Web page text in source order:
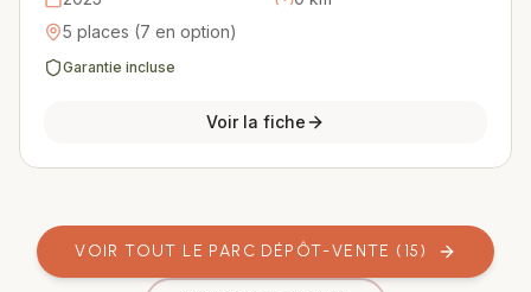
3 places
Garantie incluse
Voir la fiche
VOIR TOUT LE PARC DÉPÔT-VENTE ( 15)